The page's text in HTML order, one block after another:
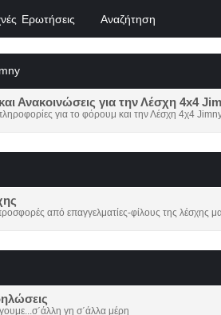
Ερωτήσεις Αναζήτηση
Ανακοινώσεις για την Λέσχη 4x4
για το φόρουμ και την Λέσχη 4χ4
από επαγγελματίες-φίλους της λέσχης
γη σ΄άλλα μέρη